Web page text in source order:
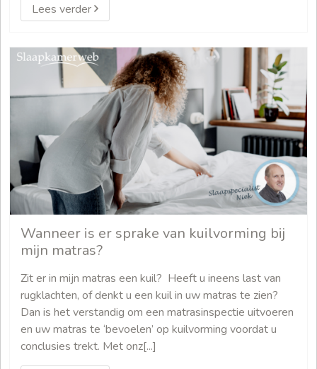
Lees verder
Wanneer is er sprake van kuilvorming bij
mijn matras?
Zit er in mijn matras een kuil? Heeft u ineens last van
rugklachten, of denkt u een kuil in uw matras te zien?
Dan is het verstandig om een matrasinspectie uitvoeren
en uw matras te ‘bevoelen’ op kuilvorming voordat u
conclusies trekt. Met onz[...]